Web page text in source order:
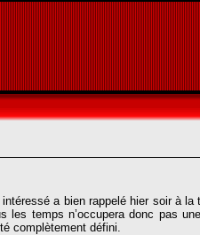
a bien rappelé hier soir à
temps n’occupera donc pas
complètement défini.